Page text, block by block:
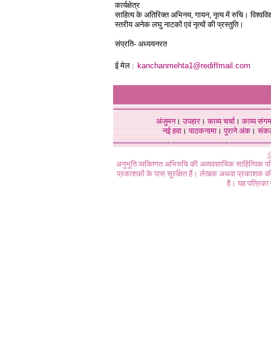
कार्यक्षेत्र
साहित्य के अतिरिक्त अभिनय, गायन, नृत्य में रुचि।
स्तरीय अनेक लघु नाटकों एवं नृत्यों की प्रस्तुति।
संप्रति- अध्ययनरत
ई मेल : kanchanmehta1@rediffmail.com
अंजुमन।उपहार।काव्य चर्चा।काव्य संगम
नई हवा। पाठकनामा। पुराने अंक।
अनुभूति व्यक्तिगत अभिरुचि की अव्यवसायिक
प्रकाशकों के पास सुरक्षित हैं। लेखक अथवा प्रकाशक की
है। यह पत्रिका